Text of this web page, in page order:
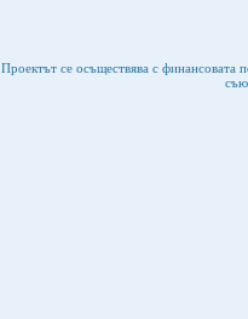
Проектът се осъществява с финансовата